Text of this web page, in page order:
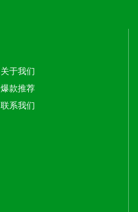
关于我们
爆款推荐
联系我们